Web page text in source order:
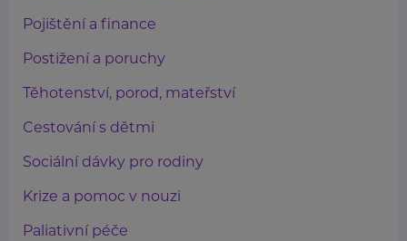
Pojištění a finance
Postižení a poruchy
Těhotenství, porod, mateřství
Cestování s dětmi
Sociální dávky pro rodiny
Krize a pomoc v nouzi
Paliativní péče